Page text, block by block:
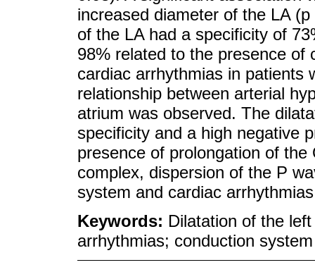
increased diameter of the LA
of the LA had a specificity of
98% related to the presence of
cardiac arrhythmias in patients
relationship between arterial
atrium was observed. The
specificity and a high negative
presence of prolongation of
complex, dispersion of the P
system and cardiac
Keywords: Dilatation of the
arrhythmias; conduction